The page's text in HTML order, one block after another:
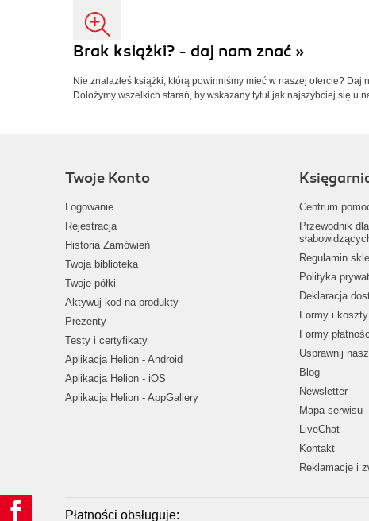
Brak książki? - daj nam znać »
Nie znalazłeś książki, którą powinniśmy mieć w naszej ofercie? Daj
Dołożymy wszelkich starań, by wskazany tytuł jak najszybciej się u
Twoje Konto
Logowanie
Rejestracja
Historia Zamówień
Twoja biblioteka
Twoje półki
Aktywuj kod na produkty
Prezenty
Testy i certyfikaty
Aplikacja Helion - Android
Aplikacja Helion - iOS
Aplikacja Helion - AppGallery
Centrum
Przewodnik
Regulamin
Polityka
Deklaracja
Formy i koszty
Formy
Usprawnij
Blog
Newsletter
Mapa serwisu
LiveChat
Kontakt
Reklamacje i
Płatności obsługuje: